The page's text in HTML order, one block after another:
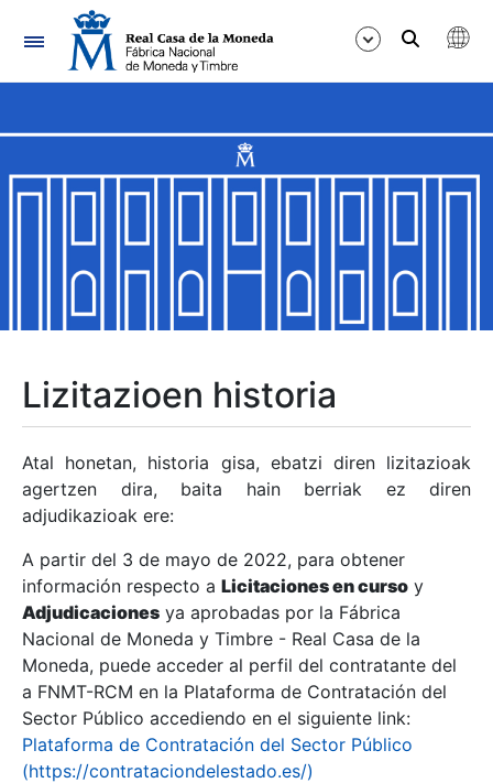
Nabigazioa
Erakutsi/Ezkutatu
Erakutsi/Ezkutatu
Erakutsi/Ezkutatu
Erakutsi/Ezkutatu
Erakutsi/Ezkutatu
Erakutsi/Ezkutatu
Erakutsi/Ezkutatu
Lizitazioen historia
Atal honetan, historia gisa, ebatzi diren lizitazioak
agertzen dira, baita hain berriak ez diren
adjudikazioak ere:
A partir del 3 de mayo de 2022, para obtener
información respecto a Licitaciones en curso y
Adjudicaciones ya aprobadas por la Fábrica
Nacional de Moneda y Timbre - Real Casa de la
Moneda, puede acceder al perfil del contratante del
a FNMT-RCM en la Plataforma de Contratación del
Sector Público accediendo en el siguiente link:
Plataforma de Contratación del Sector Público
(https://contrataciondelestado.es/)